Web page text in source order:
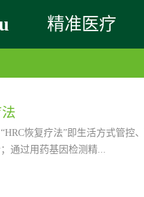
精准医疗
恢复疗法”即生活方式管控
通过用药基因检测精...